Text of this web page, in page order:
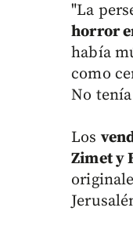
"La
horror
había
como
No
Los
Zimet y